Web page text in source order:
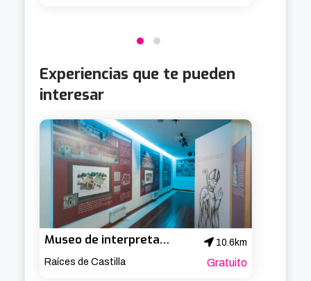
Experiencias que te pueden
interesar
Museo de interpretación del Medievo
10.6km
Raíces de Castilla
Gratuito